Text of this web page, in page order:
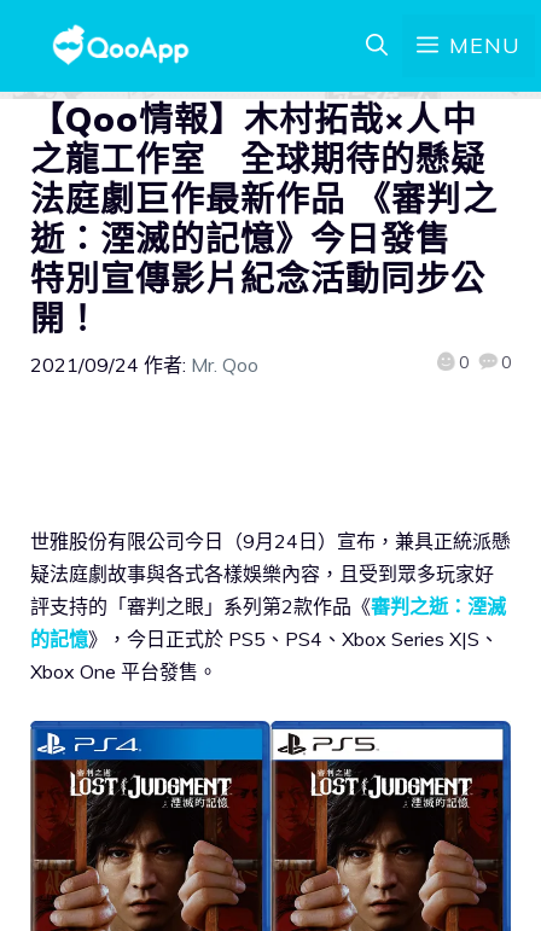
MENU
【Qoo情報】木村拓哉×人中
之龍工作室 全球期待的懸疑
法庭劇巨作最新作品 《審判之
逝：湮滅的記憶》今日發售
特別宣傳影片紀念活動同步公
開！
2021/09/24 作者: Mr. Qoo 0 0
世雅股份有限公司今日（9月24日）宣布，兼具正統派懸
疑法庭劇故事與各式各樣娛樂內容，且受到眾多玩家好
評支持的「審判之眼」系列第2款作品《審判之逝：湮滅
的記憶》，今日正式於 PS5、PS4、Xbox Series X|S、
Xbox One 平台發售。